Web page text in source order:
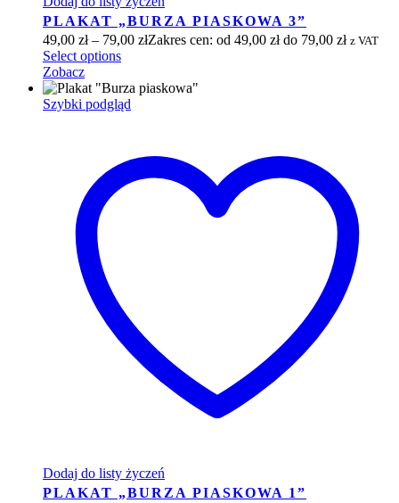
PLAKAT „BURZA PIASKOWA 3”
49,00 zł – 79,00 złZakres cen: od 49,00 zł do 79,00 zł z VAT
Select options
Zobacz
Szybki podgląd
Dodaj do listy życzeń
PLAKAT „BURZA PIASKOWA 1”